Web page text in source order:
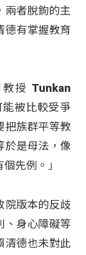
兩者脫鉤的主
德有掌握教育
授 Tunkan
被比較受爭
把族群平等教
於是母法，像
先例。」
院版本的反歧
、身心障礙等
清德也未對此